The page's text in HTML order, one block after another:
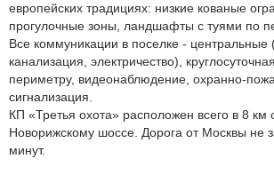
европейских традициях: низкие кованые
прогулочные зоны, ландшафты с туями по
Все коммуникации в поселке - центральные
канализация, электричество),
периметру, видеонаблюдение, охранно-
сигнализация.
КП «Третья охота» расположен всего в 8
Новорижскому шоссе. Дорога от Москвы не
минут.